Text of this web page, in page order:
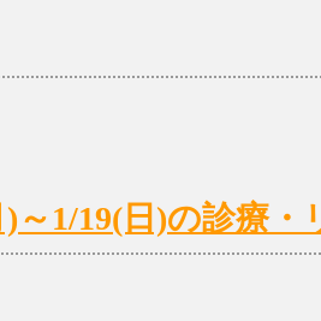
)～1/19(日)の診療